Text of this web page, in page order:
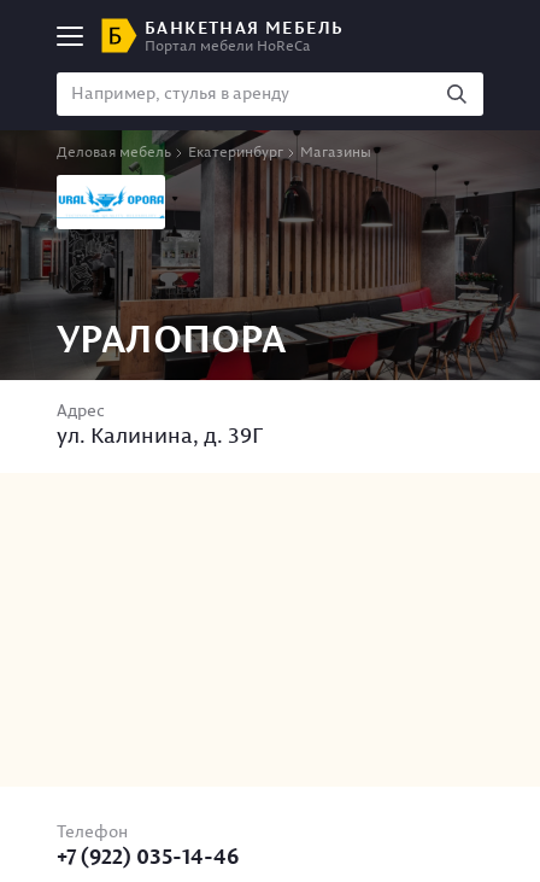
БАНКЕТНАЯ МЕБЕЛЬ
Портал мебели HoReCa
Деловая мебель Екатеринбург Магазины
УРАЛОПОРА
Адрес
ул. Калинина, д. 39Г
Телефон
+7 (922) 035-14-46